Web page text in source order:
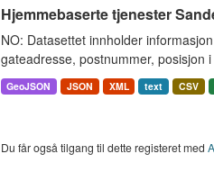
Hjemmebaserte tjenester
NO: Datasettet innholder
gateadresse, postnummer, posisjon
GeoJSON JSON XML text CSV
Du får også tilgang til dette registeret med